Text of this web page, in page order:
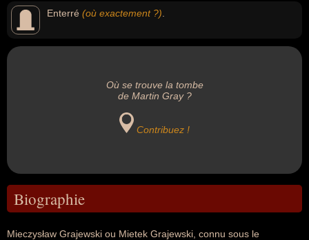
Enterré (où exactement ?)
Où se trouve la tombe
de Martin Gray ?
Contribuez !
Biographie
Mieczysław Grajewski ou Mietek Grajewski, connu sous le